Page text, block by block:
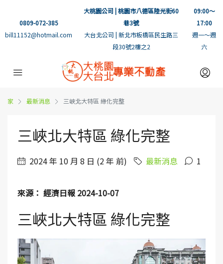
0809-072-385
bill11152@hotmail.com
大桃園公司 | 桃園市八德區陸光街60
巷3號
大台北公司 | 新北市板橋區民生路三
段30號2樓之2
09:00～
17:00
週一～週
六
家 最新消息 三峽北大特區 綠化完整
三峽北大特區 綠化完整
2024 年 10 月 8 日 (2 年 前) 最新消息 1
來源： 經濟日報 2024-10-07
三峽北大特區 綠化完整